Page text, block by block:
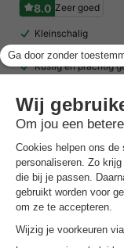
8.0 Zeer goed
Kleinschalig
Energieneutraal
Rustig en prachtig